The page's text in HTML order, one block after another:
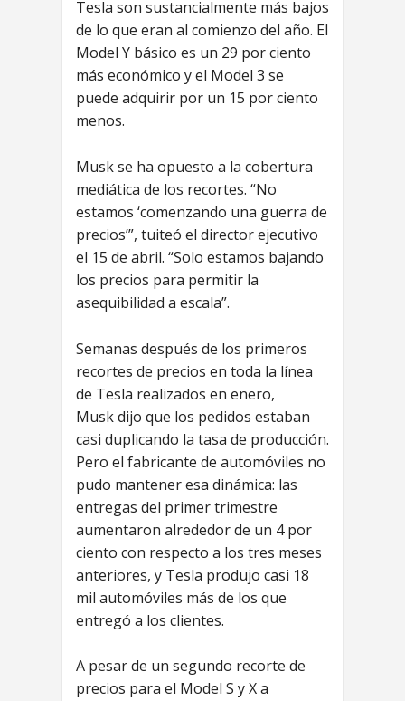
Tesla son sustancialmente más bajos
de lo que eran al comienzo del año. El
Model Y básico es un 29 por ciento
más económico y el Model 3 se
puede adquirir por un 15 por ciento
menos.
Musk se ha opuesto a la cobertura
mediática de los recortes. “No
estamos ‘comenzando una guerra de
precios’”, tuiteó el director ejecutivo
el 15 de abril. “Solo estamos bajando
los precios para permitir la
asequibilidad a escala”.
Semanas después de los primeros
recortes de precios en toda la línea
de Tesla realizados en enero,
Musk dijo que los pedidos estaban
casi duplicando la tasa de producción.
Pero el fabricante de automóviles no
pudo mantener esa dinámica: las
entregas del primer trimestre
aumentaron alrededor de un 4 por
ciento con respecto a los tres meses
anteriores, y Tesla produjo casi 18
mil automóviles más de los que
entregó a los clientes.
A pesar de un segundo recorte de
precios para el Model S y X a